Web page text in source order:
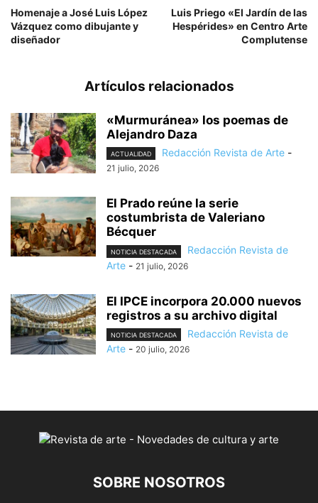
Homenaje a José Luis López
Vázquez como dibujante y
diseñador
Luis Priego «El Jardín de las
Hespérides» en Centro Arte
Complutense
Artículos relacionados
«Murmuránea» los poemas de
Alejandro Daza
ACTUALIDAD Redacción Revista de Arte -
21 julio, 2026
El Prado reúne la serie
costumbrista de Valeriano
Bécquer
NOTICIA DESTACADA
Redacción Revista de
Arte - 21 julio, 2026
El IPCE incorpora 20.000 nuevos
registros a su archivo digital
NOTICIA DESTACADA
Redacción Revista de
Arte - 20 julio, 2026
SOBRE NOSOTROS